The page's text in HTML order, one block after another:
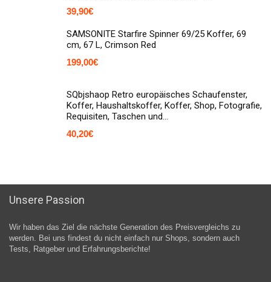
39,90€
SAMSONITE Starfire Spinner 69/25 Koffer, 69
cm, 67 L, Crimson Red
199,00€
SQbjshaop Retro europäisches Schaufenster,
Koffer, Haushaltskoffer, Koffer, Shop, Fotografie,
Requisiten, Taschen und…
40,20€
Unsere Passion
Wir haben das Ziel die nächste Generation des Preisvergleichs zu
werden. Bei uns findest du nicht einfach nur Shops, sondern auch
Tests, Ratgeber und Erfahrungsberichte!